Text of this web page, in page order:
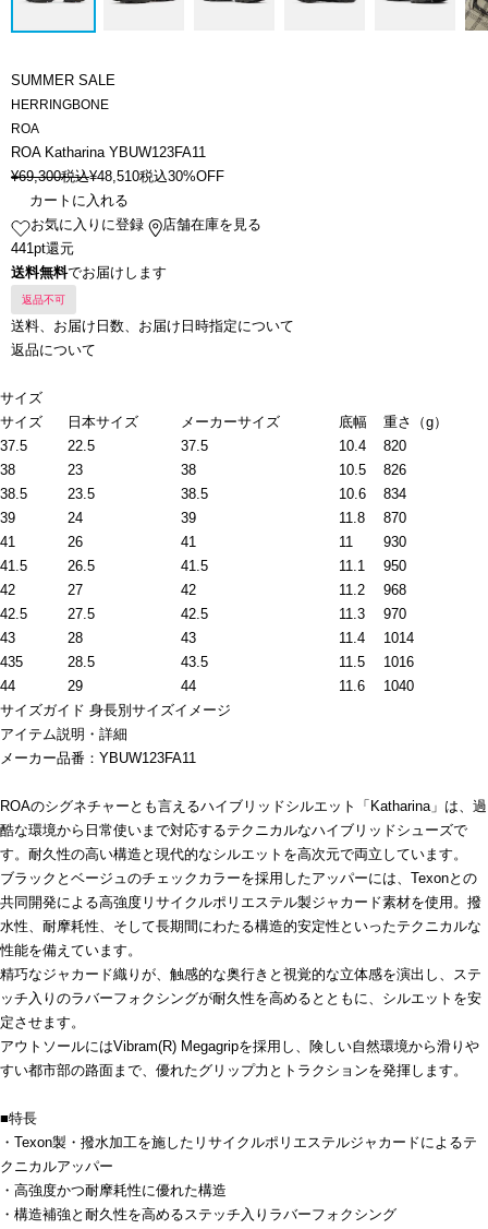
SUMMER SALE
HERRINGBONE
ROA
ROA Katharina YBUW123FA11
¥69,300税込¥48,510税込30%OFF
カートに入れる
お気に入りに登録
店舗在庫を見る
441pt還元
送料無料でお届けします
返品不可
送料、お届け日数、お届け日時指定について
返品について
サイズ
サイズ
日本サイズ メーカーサイズ 底幅
重さ（g）
37.5
22.5 37.5 10.4
820
38
23 38 10.5
826
38.5
23.5 38.5 10.6
834
39
24 39 11.8
870
41
26 41 11
930
41.5
26.5 41.5 11.1
950
42
27 42 11.2
968
42.5
27.5 42.5 11.3
970
43
28 43 11.4
1014
435
28.5 43.5 11.5
1016
44
29 44 11.6
1040
サイズガイド 身長別サイズイメージ
アイテム説明・詳細
メーカー品番：YBUW123FA11
ROAのシグネチャーとも言えるハイブリッドシルエット「Katharina」は、過
酷な環境から日常使いまで対応するテクニカルなハイブリッドシューズで
す。耐久性の高い構造と現代的なシルエットを高次元で両立しています。
ブラックとベージュのチェックカラーを採用したアッパーには、Texonとの
共同開発による高強度リサイクルポリエステル製ジャカード素材を使用。撥
水性、耐摩耗性、そして長期間にわたる構造的安定性といったテクニカルな
性能を備えています。
精巧なジャカード織りが、触感的な奥行きと視覚的な立体感を演出し、ステ
ッチ入りのラバーフォクシングが耐久性を高めるとともに、シルエットを安
定させます。
アウトソールにはVibram(R) Megagripを採用し、険しい自然環境から滑りや
すい都市部の路面まで、優れたグリップ力とトラクションを発揮します。
■特長
・Texon製・撥水加工を施したリサイクルポリエステルジャカードによるテ
クニカルアッパー
・高強度かつ耐摩耗性に優れた構造
・構造補強と耐久性を高めるステッチ入りラバーフォクシング